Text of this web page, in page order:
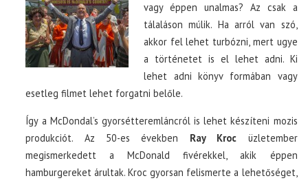
vagy éppen unalmas? Az csak a
tálaláson múlik. Ha arról van szó,
akkor fel lehet turbózni, mert ugye
a történetet is el lehet adni. Ki
lehet adni könyv formában vagy
esetleg filmet lehet forgatni belőle.
Így a McDondal’s gyorsétteremláncról is lehet készíteni mozis
produkciót. Az 50-es években Ray Kroc üzletember
megismerkedett a McDonald fivérekkel, akik éppen
hamburgereket árultak. Kroc gyorsan felismerte a lehetőséget,